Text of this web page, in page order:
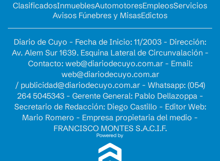
ClasificadosInmueblesAutomotoresEmpleosServicios
Avisos Fúnebres y MisasEdictos
Diario de Cuyo - Fecha de Inicio: 11/2003 - Dirección:
Av. Alem Sur 1639. Esquina Lateral de Circunvalación -
Contacto: web@diariodecuyo.com.ar- Email:
web@diariodecuyo.com.ar
/ publicidad@diariodecuyo.com.ar- Whatsapp: (054)
264 5045343 - Gerente General: Pablo Dellazoppa -
Secretario de Redacción: Diego Castillo - Editor Web:
Mario Romero - Empresa propietaria del medio -
FRANCISCO MONTES S.A.C.I.F.